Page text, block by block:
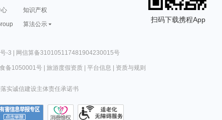
知识产权
算法公示
扫码下载携程App
-3 | 网信算备310105117481904230015号
备1050001号| 旅游度假资质| 平台信息 资质与规则
落实诚信建设主体责任承诺书